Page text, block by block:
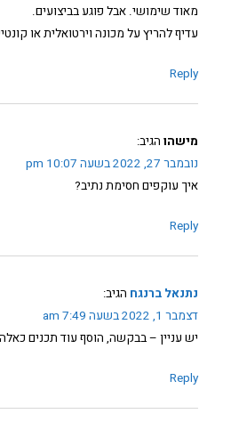
מאוד שימושי. אבל פוגע בביצועים.
עדיף להריץ על מכונה וירטואלית או
Reply
מישהו הגיב:
נובמבר 27, 2022 בשעה 10:07 pm
איך עוקפים חסימת נתיב?
Reply
נתנאל ברנגח הגיב:
דצמבר 1, 2022 בשעה 7:49 am
יש עניין – בבקשה, הוסף עוד תכנים
Reply